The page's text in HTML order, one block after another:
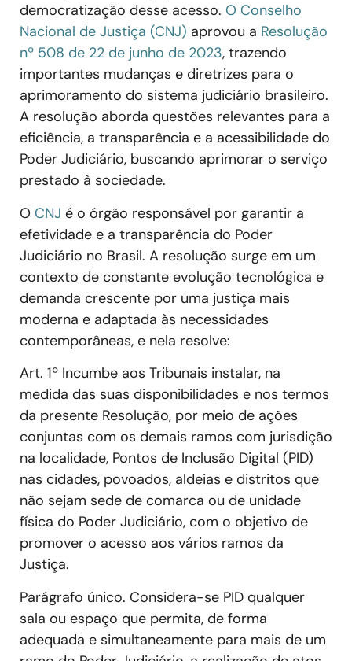
democratização desse acesso. O Conselho
Nacional de Justiça (CNJ) aprovou a Resolução
nº 508 de 22 de junho de 2023, trazendo
importantes mudanças e diretrizes para o
aprimoramento do sistema judiciário brasileiro.
A resolução aborda questões relevantes para a
eficiência, a transparência e a acessibilidade do
Poder Judiciário, buscando aprimorar o serviço
prestado à sociedade.
O CNJ é o órgão responsável por garantir a
efetividade e a transparência do Poder
Judiciário no Brasil. A resolução surge em um
contexto de constante evolução tecnológica e
demanda crescente por uma justiça mais
moderna e adaptada às necessidades
contemporâneas, e nela resolve:
Art. 1º Incumbe aos Tribunais instalar, na
medida das suas disponibilidades e nos termos
da presente Resolução, por meio de ações
conjuntas com os demais ramos com jurisdição
na localidade, Pontos de Inclusão Digital (PID)
nas cidades, povoados, aldeias e distritos que
não sejam sede de comarca ou de unidade
física do Poder Judiciário, com o objetivo de
promover o acesso aos vários ramos da
Justiça.
Parágrafo único. Considera-se PID qualquer
sala ou espaço que permita, de forma
adequada e simultaneamente para mais de um